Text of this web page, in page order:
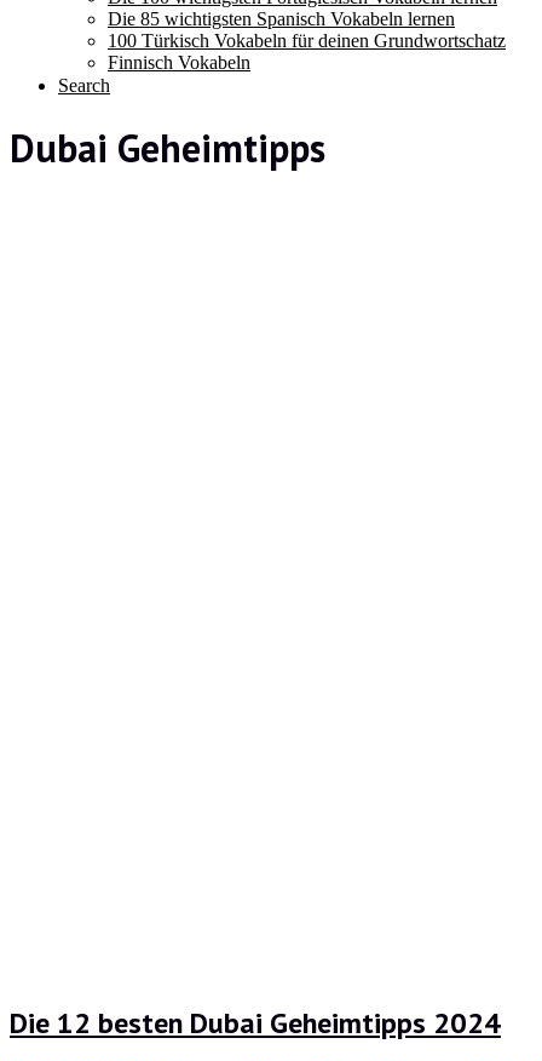
Die 85 wichtigsten Spanisch Vokabeln lernen
100 Türkisch Vokabeln für deinen Grundwortschatz
Finnisch Vokabeln
Search
Dubai Geheimtipps
Die 12 besten Dubai Geheimtipps 2024